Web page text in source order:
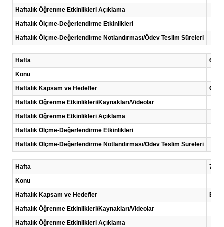
Haftalık Öğrenme Etkinlikleri Açıklama
Haftalık Ölçme-Değerlendirme Etkinlikleri
Haftalık Ölçme-Değerlendirme Notlandırması/Ödev Teslim Süreleri
Hafta
6
Konu
Haftalık Kapsam ve Hedefler
Haftalık Öğrenme Etkinlikleri/Kaynakları/Videolar
Haftalık Öğrenme Etkinlikleri Açıklama
Haftalık Ölçme-Değerlendirme Etkinlikleri
Haftalık Ölçme-Değerlendirme Notlandırması/Ödev Teslim Süreleri
Hafta
7
Konu
Haftalık Kapsam ve Hedefler
Haftalık Öğrenme Etkinlikleri/Kaynakları/Videolar
Haftalık Öğrenme Etkinlikleri Açıklama